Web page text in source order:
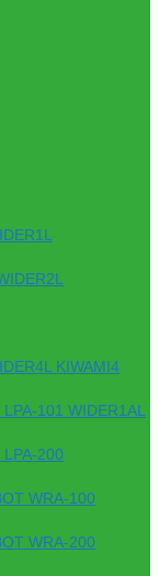
KIWAMI4
101 WIDER1AL
200
WRA-100
WRA-200